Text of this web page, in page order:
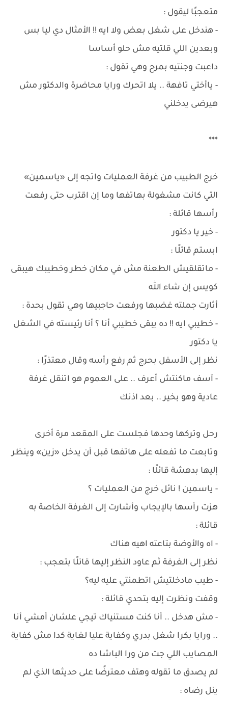
متعجبًا ليقول :
- هندخل على شغل بعض ولا ايه !! الأمثال دي ليا بس
وبعدين اللي قلتيه مش حلو أساسا
داعبت وجنتيه بمرح وهي تقول :
- ياأختي تافهة .. يلا اتحرك ورايا محاضرة والدكتور مش
هيرضى يدخلني
***
خرج الطبيب من غرفة العمليات واتجه إلى «ياسمين»
التي كانت مشغولة بهاتفها وما إن اقترب حتى رفعت
رأسها قائلة :
- خير يا دكتور
ابستم قائلًا :
- ماتقلقيش الطعنة مش في مكان خطر وخطيبك هيبقى
كويس إن شاء الله
أثارت جملته غضبها ورفعت حاجبيها وهي تقول بحدة :
- خطيبي ايه !! ده يبقى خطيبي أنا ؟ أنا رئيسته في الشغل
يا دكتور
نظر إلى الأسفل بحرج ثم رفع رأسه وقال معتذرًا :
- آسف ماكنتش أعرف .. على العموم هو اتنقل غرفة
عادية وهو بخير .. بعد اذنك
رحل وتركها وحدها فجلست على المقعد مرة أخرى
وتابعت ما تفعله على هاتفها قبل أن يدخل «زين» وينظر
إليها بدهشة قائلًا :
- ياسمين ! نائل خرج من العمليات ؟
هزت رأسها بالإيجاب وأشارت إلى الغرفة الخاصة به
قائلة :
- اه والأوضة بتاعته اهيه هناك
نظر إلى الغرفة ثم عاود النظر إليها قائلًا بتعجب :
- طيب مادخلتيش اتطمنتي عليه ليه؟
وقفت ونظرت إليه بتحدي قائلة :
- مش هدخل .. أنا كنت مستنياك تيجي علشان أمشي أنا
.. ورايا بكرا شغل بدري وكفاية عليا لغاية كدا مش كفاية
المصايب اللي جت من ورا الباشا ده
لم يصدق ما تقوله وهتف معترضًا على حديثها الذي لم
ينل رضاه :